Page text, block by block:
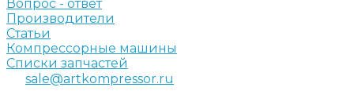
Вопрос - ответ
Производители
Статьи
Компрессорные машины
Списки запчастей
sale@artkompressor.ru